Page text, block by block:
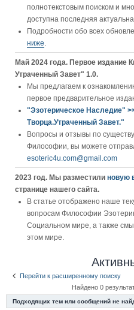
полнотекстовым поиском и
доступна последняя
Подробности обо всех
ниже.
Май 2024 года. Первое издание
Утраченный Завет" 1.0.
Мы предлагаем к
первое предварительное
"Эзотерическое Наследие"
Творца.Утраченный Завет."
Вопросы и отзывы по
Философии, вы можете
esoteric4u.com@gmail.com
2023 год. Мы разместили новую
странице нашего сайта.
В статье отображено наше
вопросам Философии
Социальном мире, а также
этом мире.
Перейти к расширенному поиску
Найдено 0
Подходящих тем или сообщений не